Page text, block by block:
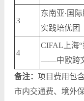
3
东南亚·国
实践培优团
4
CIFAL上海
——中欧跨
备注： 项目费用包
市内交通费、境外